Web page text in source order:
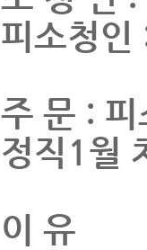
피소청
주 문 :
정직1월
이 유